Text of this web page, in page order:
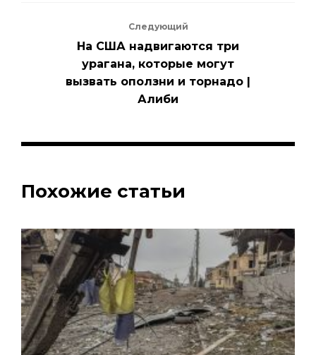
Следующий
На США надвигаются три
урагана, которые могут
вызвать оползни и торнадо |
Алиби
Похожие статьи